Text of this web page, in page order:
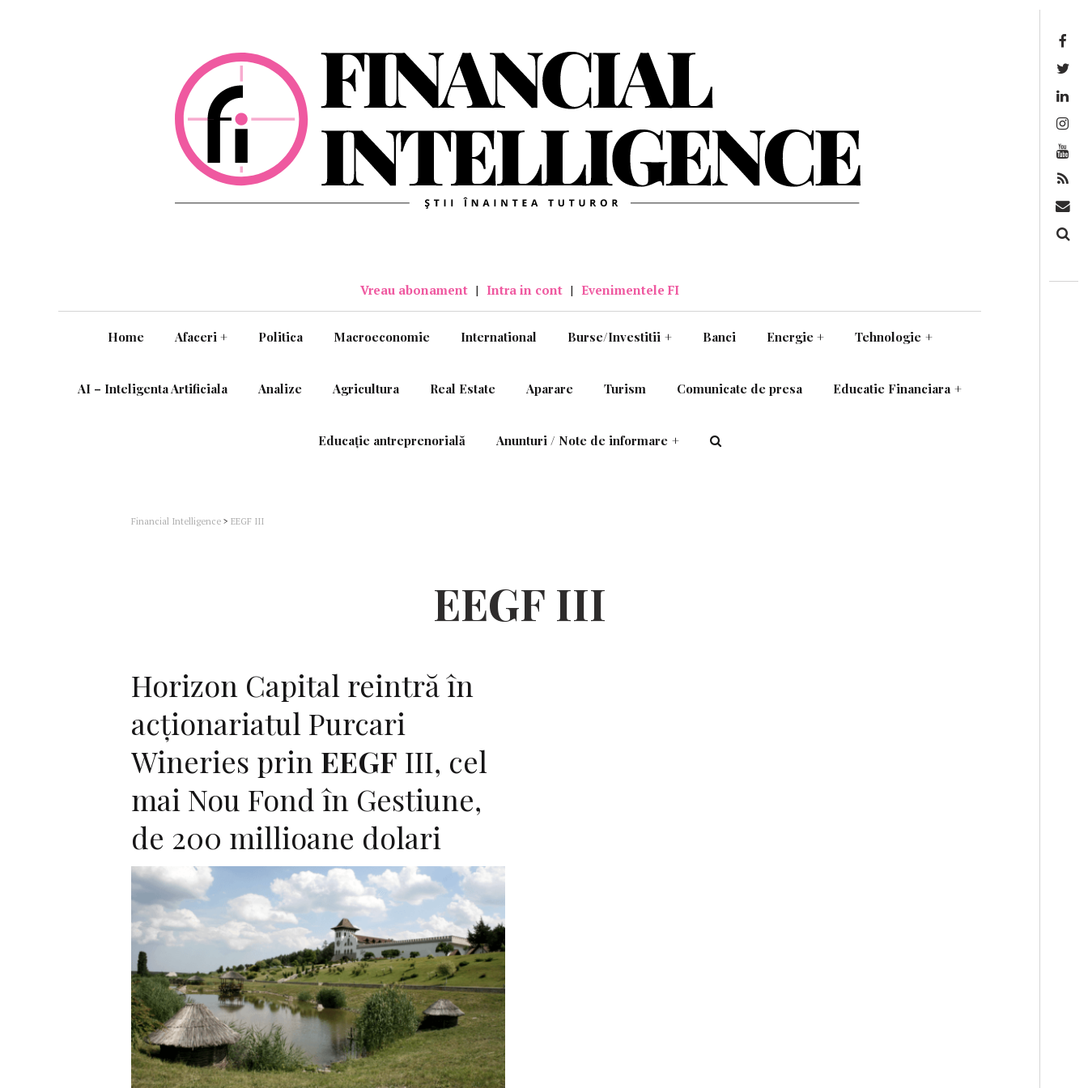
Vreau abonament | Intra in cont | Evenimentele FI
Home Afaceri + Politica Macroeconomie International Burse/Investitii + Banci Energie + Tehnologie +
AI – Inteligenta Artificiala Analize Agricultura Real Estate Aparare Turism Comunicate de presa Educatie Financiara +
Educație antreprenorială Anunturi / Note de informare +
Financial Intelligence > EEGF III
EEGF III
Horizon Capital reintră în
acționariatul Purcari
Wineries prin EEGF III, cel
mai Nou Fond în Gestiune,
de 200 millioane dolari
F